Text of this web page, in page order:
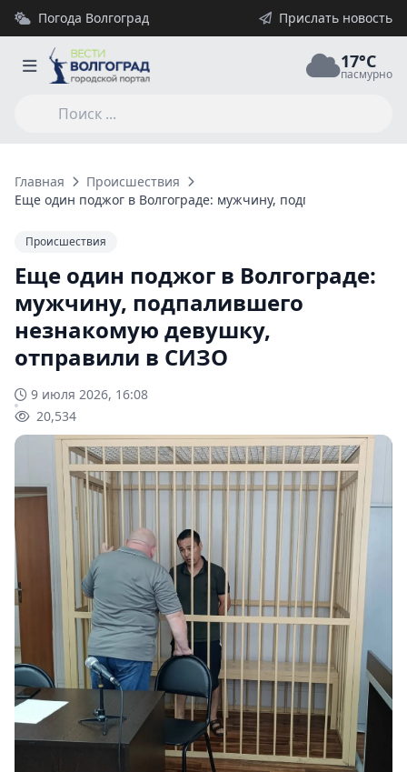
Погода Волгоград Прислать новость
17°C
пасмурно
Главная
Происшествия
Еще один поджог в Волгограде: мужчину, подпалившего
Происшествия
Еще один поджог в Волгограде:
мужчину, подпалившего
незнакомую девушку,
отправили в СИЗО
9 июля 2026, 16:08
20,534